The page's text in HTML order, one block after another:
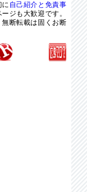
自己紹介と免責事
ジも大歓迎です。
断転載は固くお断